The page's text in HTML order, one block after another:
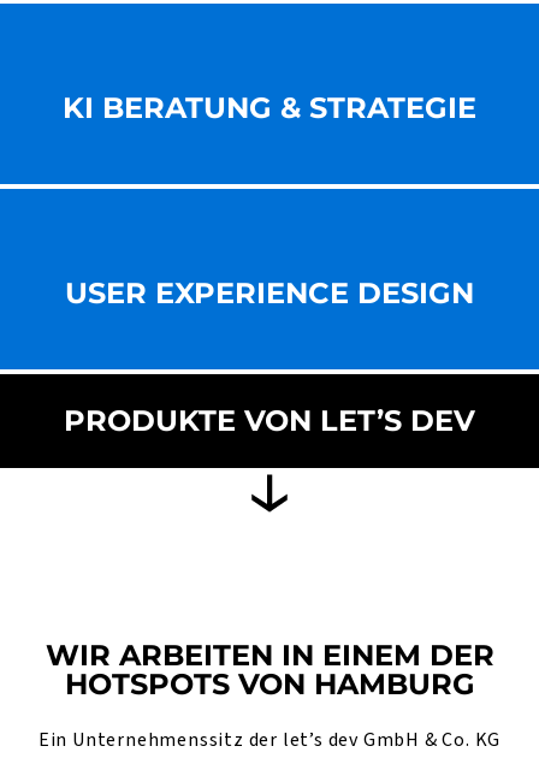
KI BERATUNG & STRATEGIE
USER EXPERIENCE DESIGN
PRODUKTE VON LET’S DEV
WIR ARBEITEN IN EINEM DER
HOTSPOTS VON HAMBURG
Ein Unternehmenssitz der let’s dev GmbH & Co. KG